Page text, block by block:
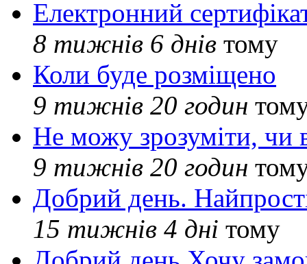
Електронний
8 тижнів 6 днів тому
Коли буде розміщено
9 тижнів 20 годин
Не можу зрозуміти, чи
9 тижнів 20 годин
Добрий день.
15 тижнів 4 дні тому